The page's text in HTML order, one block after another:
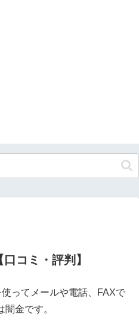
コミ・評判】
ってメールや電話、FAXで
金です。